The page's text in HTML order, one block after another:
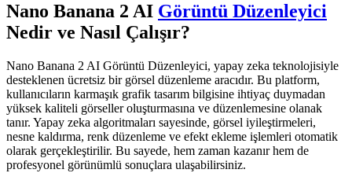
Nano Banana 2 AI Görüntü Düzenleyici
Nedir ve Nasıl Çalışır?
Nano Banana 2 AI Görüntü Düzenleyici, yapay zeka teknolojisiyle
desteklenen ücretsiz bir görsel düzenleme aracıdır. Bu platform,
kullanıcıların karmaşık grafik tasarım bilgisine ihtiyaç duymadan
yüksek kaliteli görseller oluşturmasına ve düzenlemesine olanak
tanır. Yapay zeka algoritmaları sayesinde, görsel iyileştirmeleri,
nesne kaldırma, renk düzenleme ve efekt ekleme işlemleri otomatik
olarak gerçekleştirilir. Bu sayede, hem zaman kazanır hem de
profesyonel görünümlü sonuçlara ulaşabilirsiniz.